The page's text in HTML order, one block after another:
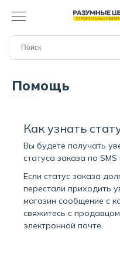
Помощь
Как узнать
Вы будете получать
статуса заказа по
Если статус заказа
перестали приходить
магазин сообщение с
свяжитесь с
электронной почте.